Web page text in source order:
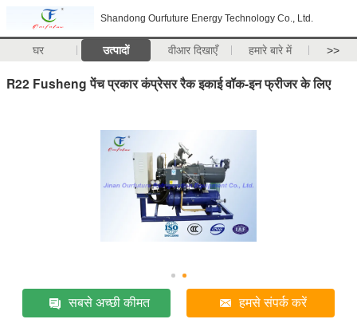
Shandong Ourfuture Energy Technology Co., Ltd.
घर उत्पादों वीआर दिखाएँ हमारे बारे में >>
R22 Fusheng पेंच प्रकार कंप्रेसर रैक इकाई वॉक-इन फ्रीजर के लिए
सबसे अच्छी कीमत हमसे संपर्क करें